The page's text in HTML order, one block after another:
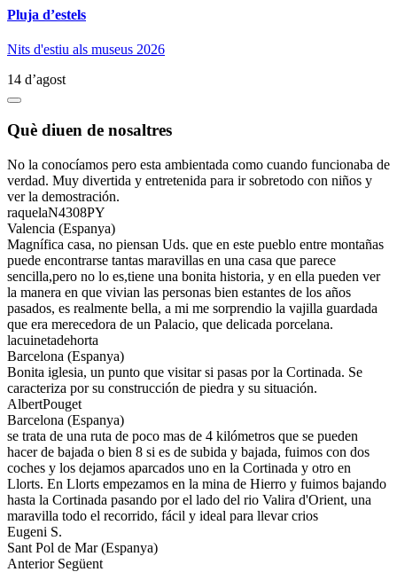
Pluja d’estels
Nits d'estiu als museus 2026
14 d’agost
Què diuen de nosaltres
No la conocíamos pero esta ambientada como cuando funcionaba de
verdad. Muy divertida y entretenida para ir sobretodo con niños y
ver la demostración.
raquelaN4308PY
Valencia (Espanya)
Magnífica casa, no piensan Uds. que en este pueblo entre montañas
puede encontrarse tantas maravillas en una casa que parece
sencilla,pero no lo es,tiene una bonita historia, y en ella pueden ver
la manera en que vivian las personas bien estantes de los años
pasados, es realmente bella, a mi me sorprendio la vajilla guardada
que era merecedora de un Palacio, que delicada porcelana.
lacuinetadehorta
Barcelona (Espanya)
Bonita iglesia, un punto que visitar si pasas por la Cortinada. Se
caracteriza por su construcción de piedra y su situación.
AlbertPouget
Barcelona (Espanya)
se trata de una ruta de poco mas de 4 kilómetros que se pueden
hacer de bajada o bien 8 si es de subida y bajada, fuimos con dos
coches y los dejamos aparcados uno en la Cortinada y otro en
Llorts. En Llorts empezamos en la mina de Hierro y fuimos bajando
hasta la Cortinada pasando por el lado del rio Valira d'Orient, una
maravilla todo el recorrido, fácil y ideal para llevar crios
Eugeni S.
Sant Pol de Mar (Espanya)
Anterior Següent